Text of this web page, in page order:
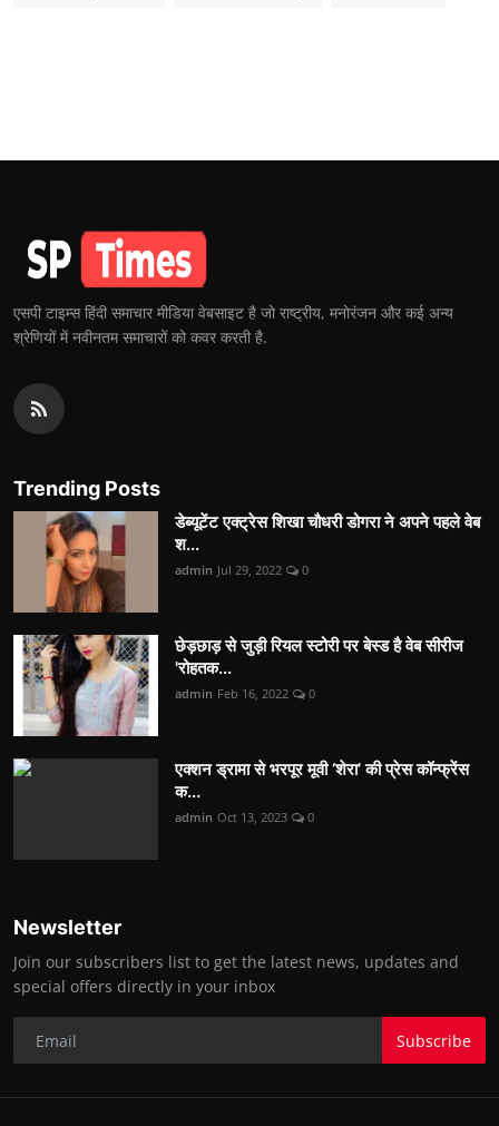
एसपी टाइम्स हिंदी समाचार मीडिया वेबसाइट है जो राष्ट्रीय, मनोरंजन और कई अन्य
श्रेणियों में नवीनतम समाचारों को कवर करती है.
Trending Posts
डेब्यूटेंट एक्ट्रेस शिखा चौधरी डोगरा ने अपने पहले वेब
श...
admin Jul 29, 2022 0
छेड़छाड़ से जुड़ी रियल स्टोरी पर बेस्ड है वेब सीरीज
'रोहतक...
admin Feb 16, 2022 0
एक्शन ड्रामा से भरपूर मूवी ‘शेरा’ की प्रेस कॉन्फ्रेंस
क...
admin Oct 13, 2023 0
Newsletter
Join our subscribers list to get the latest news, updates and
special offers directly in your inbox
Subscribe